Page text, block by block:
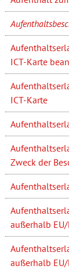
ICT-Karte
ICT-Karte
Zweck der
außerhalb
außerhalb